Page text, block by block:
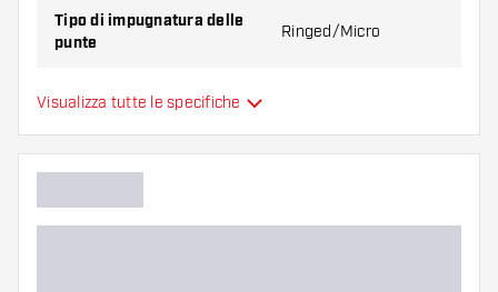
Tipo di impugnatura delle
punte
Ringed/Micro
Zona di presa delle punte
Colore principale
Visualizza tutte le specifiche